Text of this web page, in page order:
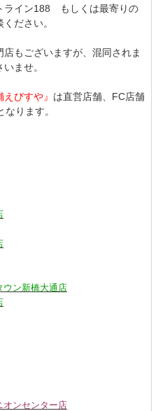
ライン188 もしくは最寄りの
ださい。
もございますが、混同されま
ませ。
えびすや』 は直営店舗、FC店舗
ります。
ン新橋大通店
ンセンター店